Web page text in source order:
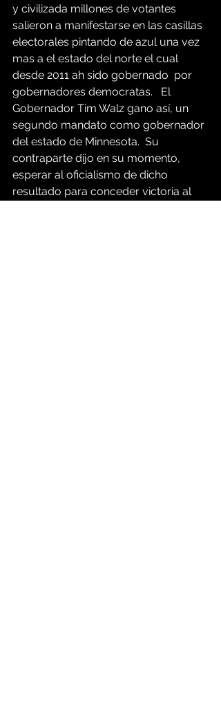
y civilizada millones de votantes
salieron a manifestarse en las casillas
electorales pintando de azul una vez
mas a el estado del norte el cual
desde 2011 ah sido gobernado  por
gobernadores democratas.   El
Gobernador Tim Walz gano así, un
segundo mandato como gobernador
del estado de Minnesota.  Su
contraparte dijo en su momento,
esperar al oficialismo de dicho
resultado para conceder victoria al